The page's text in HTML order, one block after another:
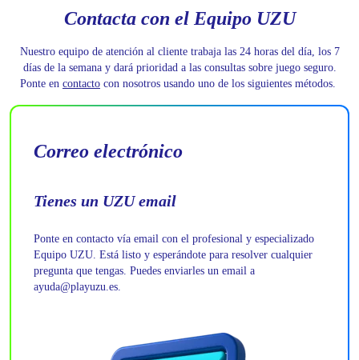
Contacta con el Equipo UZU
Nuestro equipo de atención al cliente trabaja las 24 horas del día, los 7
días de la semana y dará prioridad a las consultas sobre juego seguro.
Ponte en contacto con nosotros usando uno de los siguientes métodos.
Correo electrónico
Tienes un UZU email
Ponte en contacto vía email con el profesional y especializado
Equipo UZU. Está listo y esperándote para resolver cualquier
pregunta que tengas. Puedes enviarles un email a
ayuda@playuzu.es.